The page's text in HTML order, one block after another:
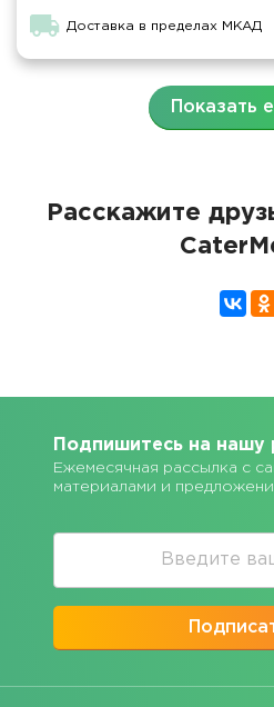
Доставка в пределах МКАД
Показать
Расскажите
Подпишитесь на нашу
Ежемесячная рассылка с
материалами и